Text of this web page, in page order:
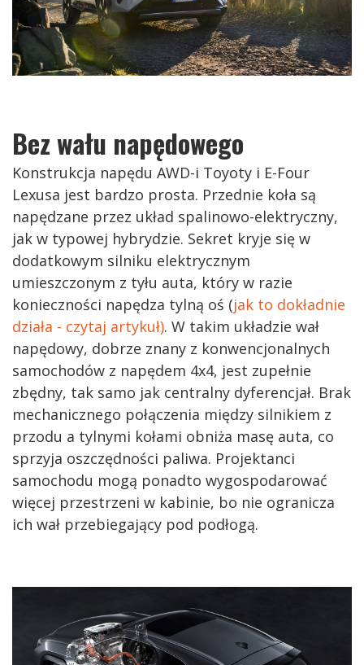
Bez wału napędowego
Konstrukcja napędu AWD-i Toyoty i E-Four
Lexusa jest bardzo prosta. Przednie koła są
napędzane przez układ spalinowo-elektryczny,
jak w typowej hybrydzie. Sekret kryje się w
dodatkowym silniku elektrycznym
umieszczonym z tyłu auta, który w razie
konieczności napędza tylną oś (jak to dokładnie
działa - czytaj artykuł). W takim układzie wał
napędowy, dobrze znany z konwencjonalnych
samochodów z napędem 4x4, jest zupełnie
zbędny, tak samo jak centralny dyferencjał. Brak
mechanicznego połączenia między silnikiem z
przodu a tylnymi kołami obniża masę auta, co
sprzyja oszczędności paliwa. Projektanci
samochodu mogą ponadto wygospodarować
więcej przestrzeni w kabinie, bo nie ogranicza
ich wał przebiegający pod podłogą.